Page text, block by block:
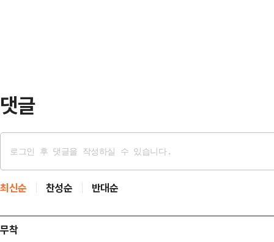
댓글
최신순 찬성순 반대순
무착